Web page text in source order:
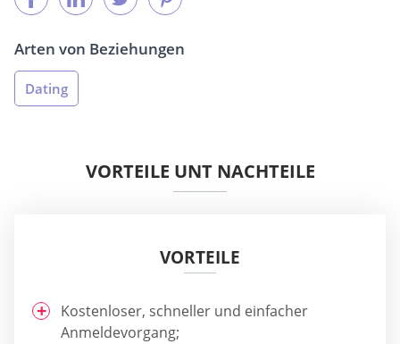
Arten von Beziehungen
Dating
VORTEILE UNT NACHTEILE
VORTEILE
Kostenloser, schneller und einfacher
Anmeldevorgang;